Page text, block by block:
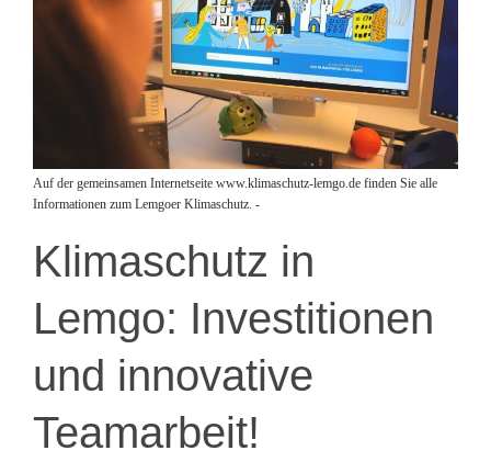
Auf der gemeinsamen Internetseite www.klimaschutz-lemgo.de finden Sie alle
Informationen zum Lemgoer Klimaschutz. -
Klimaschutz in
Lemgo: Investitionen
und innovative
Teamarbeit!